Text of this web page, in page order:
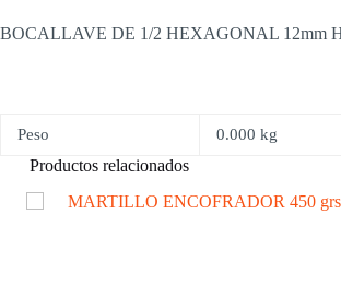
BOCALLAVE DE 1/2 HEXAGONAL 12mm
Peso 0.000 kg
Productos relacionados